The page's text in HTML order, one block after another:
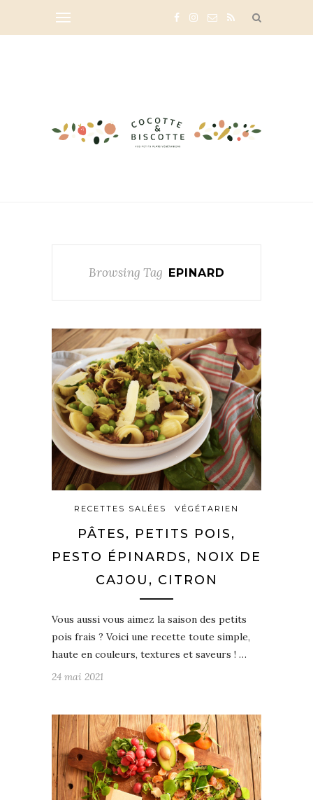
Browsing Tag EPINARD
RECETTES SALÉES VÉGÉTARIEN
PÂTES, PETITS POIS,
PESTO ÉPINARDS, NOIX DE
CAJOU, CITRON
Vous aussi vous aimez la saison des petits
pois frais ? Voici une recette toute simple,
haute en couleurs, textures et saveurs ! …
24 mai 2021